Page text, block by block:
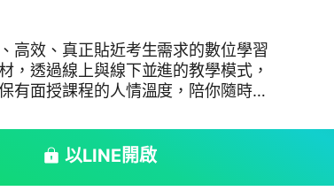
高效、真正貼近考生需求的數位學習
，透過線上與線下並進的教學模式，
有面授課程的人情溫度，陪你隨時隨
以LINE開啟